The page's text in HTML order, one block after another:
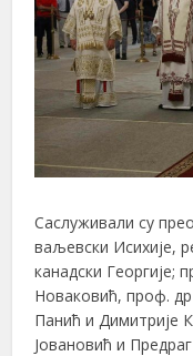
Саслуживали су
ваљевски Исихије,
канадски Георгије;
Новаковић, проф.
Панић и Димитрије
Јовановић и